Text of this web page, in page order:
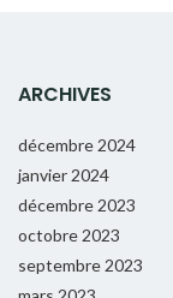
ARCHIVES
décembre 2024
janvier 2024
décembre 2023
octobre 2023
septembre 2023